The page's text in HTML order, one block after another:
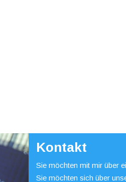
Kontakt
Sie möchten mit mir über
Sie möchten sich über